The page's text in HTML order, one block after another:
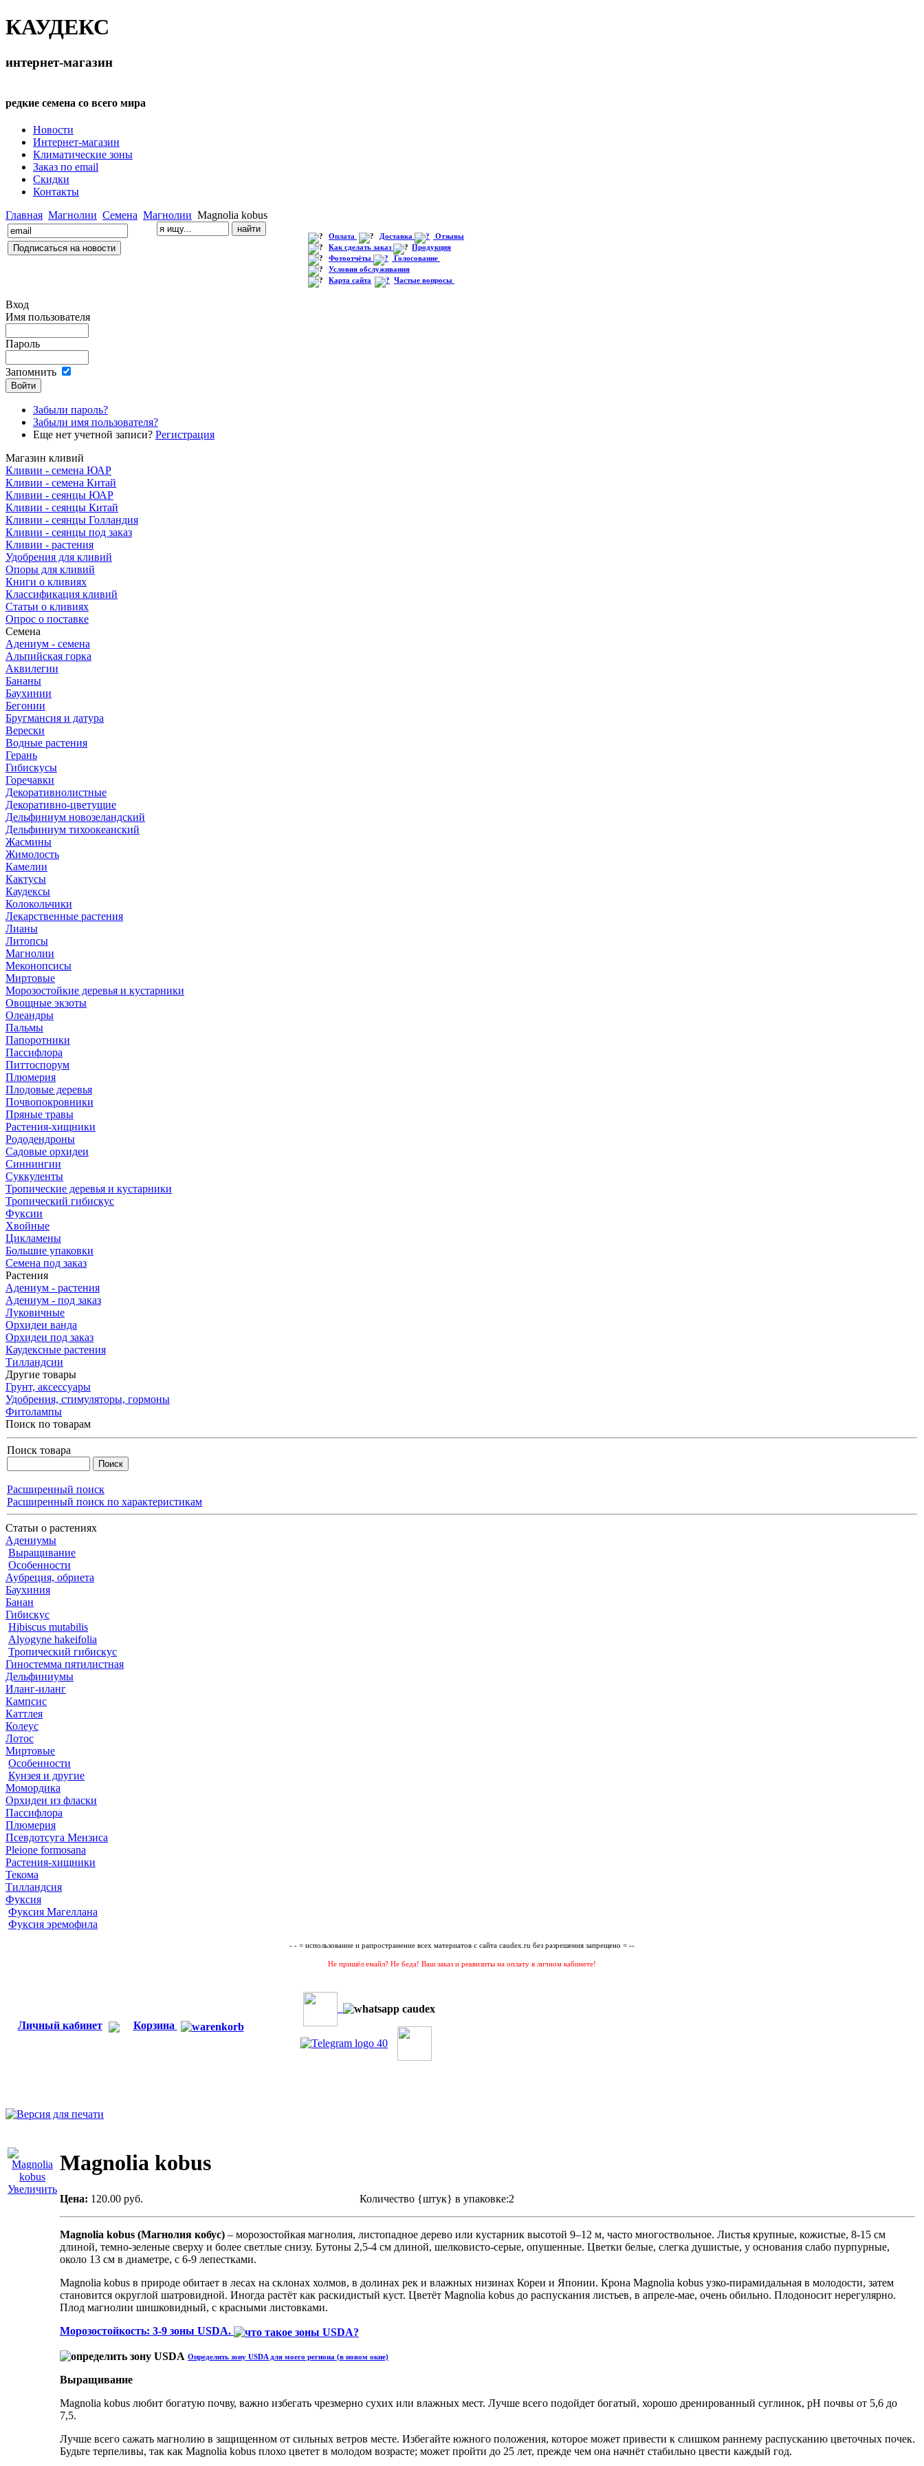
КАУДЕКС
интернет-магазин
редкие семена со всего мира
Новости
Интернет-магазин
Климатические зоны
Заказ по email
Скидки
Контакты
Главная Магнолии Семена Магнолии Magnolia kobus
Оплата Доставка
Отзывы
Как сделать заказ
Продукция
Фотоотчёты
Голосование
Условия обслуживания
Карта сайта
Частые вопросы
Вход
Имя пользователя
Пароль
Запомнить
Забыли пароль?
Забыли имя пользователя?
Еще нет учетной записи? Регистрация
Магазин кливий
Кливии - семена ЮАР
Кливии - семена Китай
Кливии - сеянцы ЮАР
Кливии - сеянцы Китай
Кливии - сеянцы Голландия
Кливии - сеянцы под заказ
Кливии - растения
Удобрения для кливий
Опоры для кливий
Книги о кливиях
Классификация кливий
Статьи о кливиях
Опрос о поставке
Семена
Адениум - семена
Альпийская горка
Аквилегии
Бананы
Баухинии
Бегонии
Бругмансия и датура
Верески
Водные растения
Герань
Гибискусы
Горечавки
Декоративнолистные
Декоративно-цветущие
Дельфиниум новозеландский
Дельфиниум тихоокеанский
Жасмины
Жимолость
Камелии
Кактусы
Каудексы
Колокольчики
Лекарственные растения
Лианы
Литопсы
Магнолии
Меконопсисы
Миртовые
Морозостойкие деревья и кустарники
Овощные экзоты
Олеандры
Пальмы
Папоротники
Пассифлора
Питтоспорум
Плюмерия
Плодовые деревья
Почвопокровники
Пряные травы
Растения-хищники
Рододендроны
Садовые орхидеи
Синнингии
Суккуленты
Тропические деревья и кустарники
Тропический гибискус
Фуксии
Хвойные
Цикламены
Большие упаковки
Семена под заказ
Растения
Адениум - растения
Адениум - под заказ
Луковичные
Орхидеи ванда
Орхидеи под заказ
Каудексные растения
Тилландсии
Другие товары
Грунт, аксессуары
Удобрения, стимуляторы, гормоны
Фитолампы
Поиск по товарам
Поиск товара
Расширенный поиск
Расширенный поиск по характеристикам
Статьи о растениях
Адениумы
Выращивание
Особенности
Аубреция, обриета
Баухиния
Банан
Гибискус
Hibiscus mutabilis
Alyogyne hakeifolia
Тропический гибискус
Гиностемма пятилистная
Дельфиниумы
Иланг-иланг
Кампсис
Каттлея
Колеус
Лотос
Миртовые
Особенности
Кунзея и другие
Момордика
Орхидеи из фласки
Пассифлора
Плюмерия
Псевдотсуга Мензиса
Pleione formosana
Растения-хищники
Текома
Тилландсия
Фуксия
Фуксия Магеллана
Фуксия эремофила
- - = использование и рапространение всех материатов с сайта caudex.ru без разрешения запрещено = --
Не пришёл емайл? Не беда! Ваш заказ и реквизиты на оплату в личном кабинете!
Личный кабинет Корзина
Увеличить
Magnolia kobus
Цена: 120.00 руб. Количество {штук} в упаковке:2
Magnolia kobus (Магнолия кобус) – морозостойкая магнолия, листопадное дерево или кустарник высотой 9–12 м, часто многоствольное. Листья крупные, кожистые, 8-15 см
длиной, темно-зеленые сверху и более светлые снизу. Бутоны 2,5-4 см длиной, шелковисто-серые, опушенные. Цветки белые, слегка душистые, у основания слабо пурпурные,
около 13 см в диаметре, с 6-9 лепестками.
Magnolia kobus в природе обитает в лесах на склонах холмов, в долинах рек и влажных низинах Кореи и Японии. Крона Magnolia kobus узко-пирамидальная в молодости, затем
становится округлой шатровидной. Иногда растёт как раскидистый куст. Цветёт Magnolia kobus до распускания листьев, в апреле-мае, очень обильно. Плодоносит нерегулярно.
Плод магнолии шишковидный, с красными листовками.
Морозостойкость: 3-9 зоны USDA.
Определить зону USDA для моего региона (в новом окне)
Выращивание
Magnolia kobus любит богатую почву, важно избегать чрезмерно сухих или влажных мест. Лучше всего подойдет богатый, хорошо дренированный суглинок, pH почвы от 5,6 до
7,5.
Лучше всего сажать магнолию в защищенном от сильных ветров месте. Избегайте южного положения, которое может привести к слишком раннему распусканию цветочных почек.
Будьте терпеливы, так как Magnolia kobus плохо цветет в молодом возрасте; может пройти до 25 лет, прежде чем она начнёт стабильно цвести каждый год.